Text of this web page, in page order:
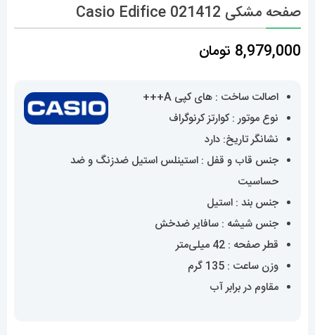
صفحه مشکی Casio Edifice 021412
8,979,000 تومان
اصالت ساخت : های کپی A+++
نوع موتور : کوارتز کرنوگراف
نشانگر تاریخ: دارد
جنس قاب و قفل : استینلس استیل ضدزنگ و ضد
حساسیت
جنس بند : استیل
جنس شیشه : سافایر ضدخش
قطر صفحه : 42 میلی‌متر
وزن ساعت : 135 گرم
مقاوم در برابر آب